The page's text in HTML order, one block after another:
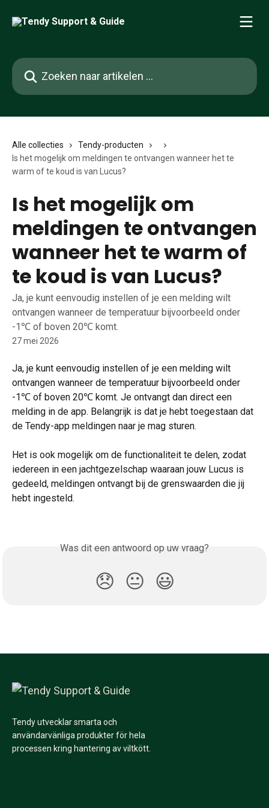
Zoeken naar artikelen ...
Alle collecties
Tendy-producten
Is het mogelijk om meldingen te ontvangen wanneer het te
warm of te koud is van Lucus?
Is het mogelijk om
meldingen te ontvangen
wanneer het te warm of
te koud is van Lucus?
Ja, je kunt eenvoudig instellen of je een melding wilt
ontvangen wanneer de temperatuur bijvoorbeeld onder
-1℃ of boven 20℃ komt.
27 mei 2026
Ja, je kunt eenvoudig instellen of je een melding wilt
ontvangen wanneer de temperatuur bijvoorbeeld onder
-1℃ of boven 20℃ komt. Je ontvangt dan direct een
melding in de app. Belangrijk is dat je hebt toegestaan dat
de Tendy-app meldingen naar je mag sturen.
Het is ook mogelijk om de functionaliteit te delen, zodat
iedereen in een jachtgezelschap waaraan jouw Lucus is
gedeeld, meldingen ontvangt bij de grenswaarden die jij
hebt ingesteld.
Was dit een antwoord op uw vraag?
😞 😐 😃
Tendy utvecklar smarta och
användarvänliga produkter för hela
processen kring hantering av viltkött.